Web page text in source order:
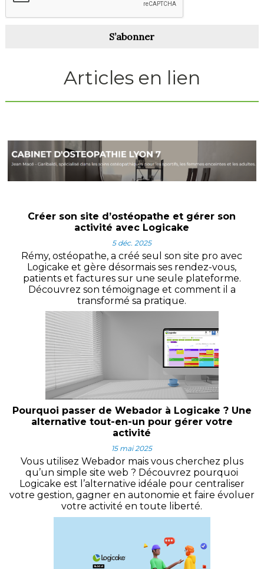
S’abonner
Articles en lien
Créer son site d’ostéopathe et gérer son
activité avec Logicake
5 déc. 2025
Rémy, ostéopathe, a créé seul son site pro avec
Logicake et gère désormais ses rendez-vous,
patients et factures sur une seule plateforme.
Découvrez son témoignage et comment il a
transformé sa pratique.
Pourquoi passer de Webador à Logicake ? Une
alternative tout-en-un pour gérer votre
activité
15 mai 2025
Vous utilisez Webador mais vous cherchez plus
qu’un simple site web ? Découvrez pourquoi
Logicake est l’alternative idéale pour centraliser
votre gestion, gagner en autonomie et faire évoluer
votre activité en toute liberté.